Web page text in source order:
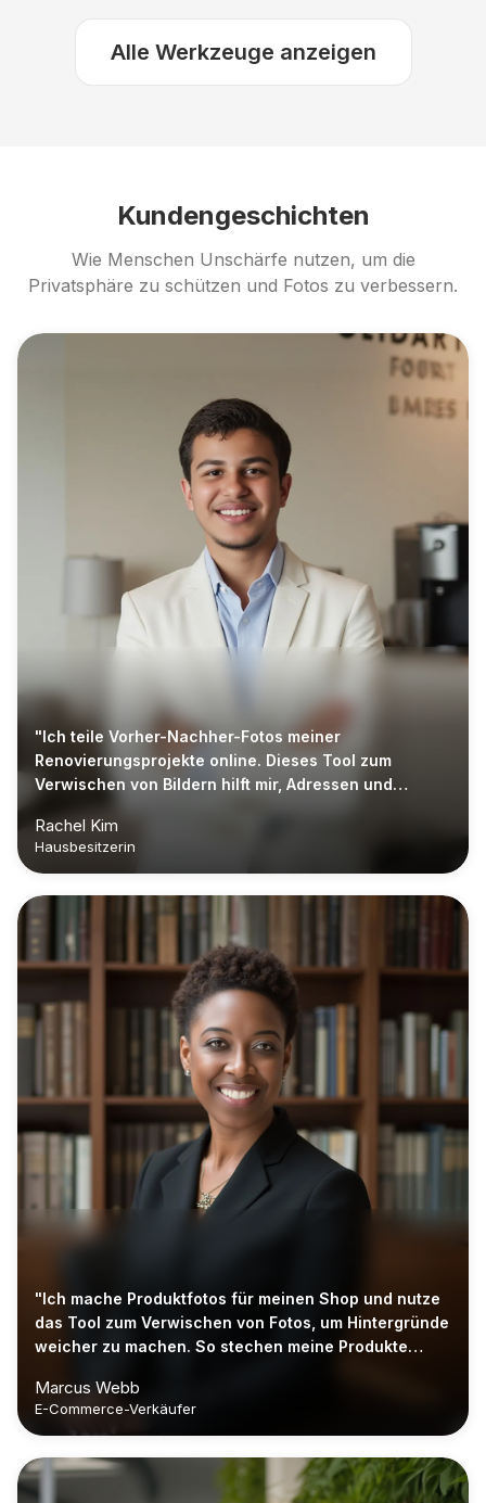
Alle Werkzeuge anzeigen
Kundengeschichten
Wie Menschen Unschärfe nutzen, um die
Privatsphäre zu schützen und Fotos zu verbessern.
"Ich teile Vorher-Nachher-Fotos meiner
Renovierungsprojekte online. Dieses Tool zum
Verwischen von Bildern hilft mir, Adressen und
verbergen."
Rachel Kim
Hausbesitzerin
"Ich mache Produktfotos für meinen Shop und nutze
das Tool zum Verwischen von Fotos, um Hintergründe
weicher zu machen. So stechen meine Produkte
Marcus Webb
E-Commerce-Verkäufer